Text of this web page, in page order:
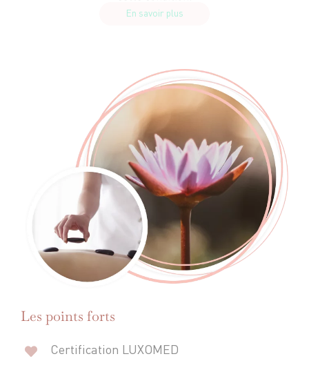
En savoir plus
Les points forts
Certification LUXOMED